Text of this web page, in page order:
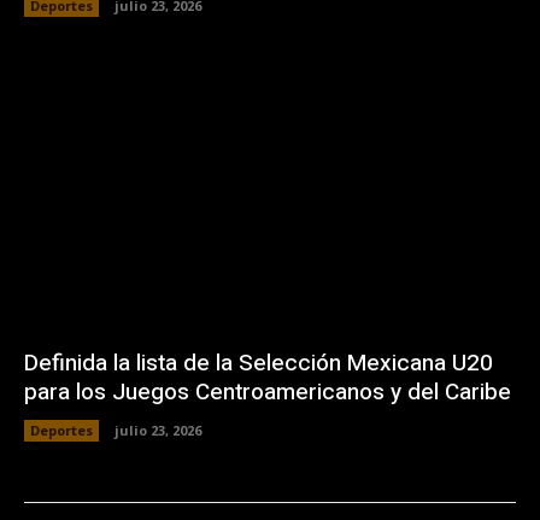
Deportes julio 23, 2026
Definida la lista de la Selección Mexicana U20
para los Juegos Centroamericanos y del Caribe
Deportes julio 23, 2026